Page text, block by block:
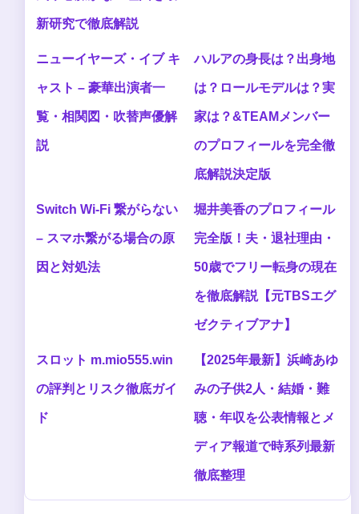
新研究で徹底解説
ニューイヤーズ・イブ キ
ャスト – 豪華出演者一
覧・相関図・吹替声優解
説
ハルアの身長は？出身地
は？ロールモデルは？実
家は？&TEAMメンバー
のプロフィールを完全徹
底解説決定版
Switch Wi-Fi 繋がらない
– スマホ繋がる場合の原
因と対処法
堀井美香のプロフィール
完全版！夫・退社理由・
50歳でフリー転身の現在
を徹底解説【元TBSエグ
ゼクティブアナ】
スロット m.mio555.win
の評判とリスク徹底ガイ
ド
【2025年最新】浜崎あゆ
みの子供2人・結婚・難
聴・年収を公表情報とメ
ディア報道で時系列最新
徹底整理